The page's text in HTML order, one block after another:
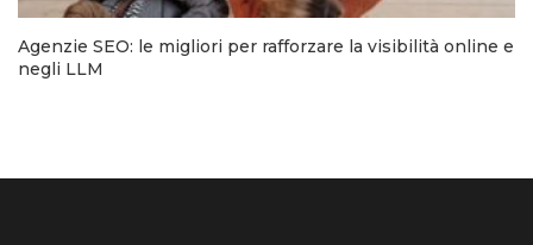
Agenzie SEO: le migliori per rafforzare la visibilità online e
negli LLM